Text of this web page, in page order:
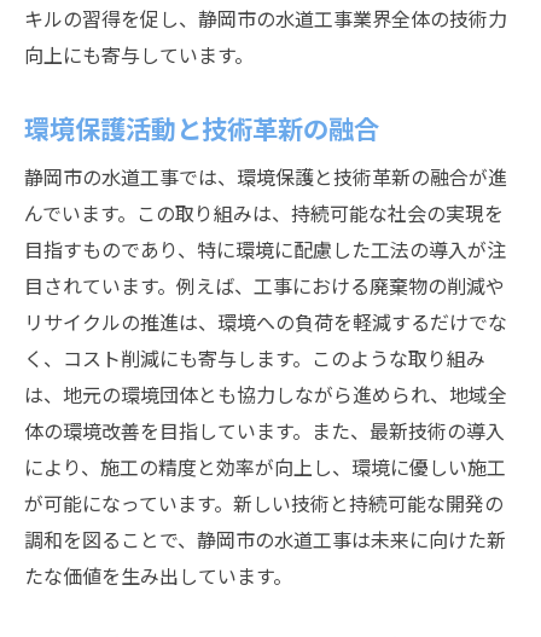
キルの習得を促し、静岡市の水道工事業界全体の技術力
向上にも寄与しています。
環境保護活動と技術革新の融合
静岡市の水道工事では、環境保護と技術革新の融合が進
んでいます。この取り組みは、持続可能な社会の実現を
目指すものであり、特に環境に配慮した工法の導入が注
目されています。例えば、工事における廃棄物の削減や
リサイクルの推進は、環境への負荷を軽減するだけでな
く、コスト削減にも寄与します。このような取り組み
は、地元の環境団体とも協力しながら進められ、地域全
体の環境改善を目指しています。また、最新技術の導入
により、施工の精度と効率が向上し、環境に優しい施工
が可能になっています。新しい技術と持続可能な開発の
調和を図ることで、静岡市の水道工事は未来に向けた新
たな価値を生み出しています。